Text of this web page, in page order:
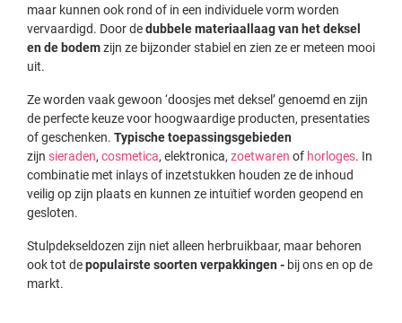
maar kunnen ook rond of in een individuele vorm worden
vervaardigd. Door dedubbele materiaallaag van het deksel
en de bodemzijn ze bijzonder stabiel en zien ze er meteen mooi
uit.
Ze worden vaak gewoon ‘doosjes met deksel’ genoemd en zijn
de perfecte keuze voor hoogwaardige producten, presentaties
of geschenken. Typische toepassingsgebieden
zijn sieraden, cosmetica, elektronica, zoetwaren of horloges. In
combinatie met inlays of inzetstukken houden ze de inhoud
veilig op zijn plaats en kunnen ze intuïtief worden geopend en
gesloten.
Stulpdekseldozen zijn niet alleen herbruikbaar, maar behoren
ook tot depopulairste soorten verpakkingen - bij ons en op de
markt.